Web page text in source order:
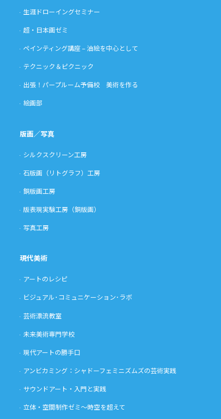
生涯ドローイングセミナー
超・日本画ゼミ
ペインティング講座 – 油絵を中心として
テクニック＆ピクニック
出張！パープルーム予備校 美術を作る
絵画部
版画／写真
シルクスクリーン工房
石版画（リトグラフ）工房
銅版画工房
版表現実験工房（銅版画）
写真工房
現代美術
アートのレシピ
ビジュアル･コミュニケーション･ラボ
芸術漂流教室
未来美術専門学校
現代アートの勝手口
アンビカミング：シャドーフェミニズムズの芸術実践
サウンドアート・入門と実践
立体・空間制作ゼミ〜時空を超えて